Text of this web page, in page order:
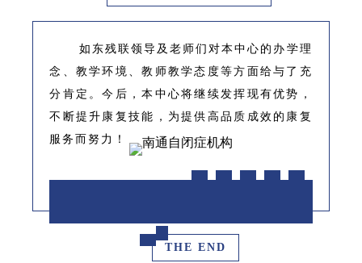
如东残联领导及老师们对本中心的办学理
念、教学环境、教师教学态度等方面给与了充
分肯定。今后，本中心将继续发挥现有优势，
不断提升康复技能，为提供高品质成效的康复
服务而努力！
THE END